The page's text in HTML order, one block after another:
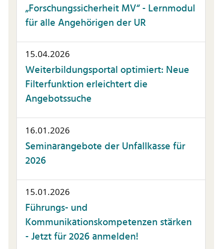
„Forschungssicherheit MV“ - Lernmodul
für alle Angehörigen der UR
15.04.2026
Weiterbildungsportal optimiert: Neue
Filterfunktion erleichtert die
Angebotssuche
16.01.2026
Seminarangebote der Unfallkasse für
2026
15.01.2026
Führungs- und
Kommunikationskompetenzen stärken
- Jetzt für 2026 anmelden!